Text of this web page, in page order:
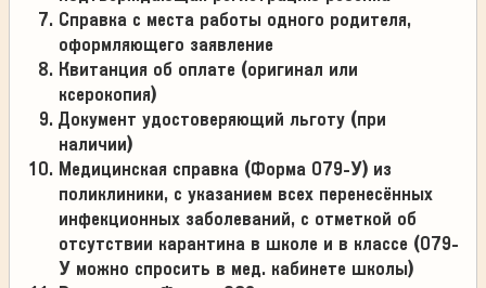
Справка с места работы одного родителя,
оформляющего заявление
Квитанция об оплате (оригинал или
ксерокопия)
Документ удостоверяющий льготу (при
наличии)
Медицинская справка (Форма 079-У) из
поликлиники, с указанием всех перенесённых
инфекционных заболеваний, с отметкой об
отсутствии карантина в школе и в классе (079-
У можно спросить в мед. кабинете школы)